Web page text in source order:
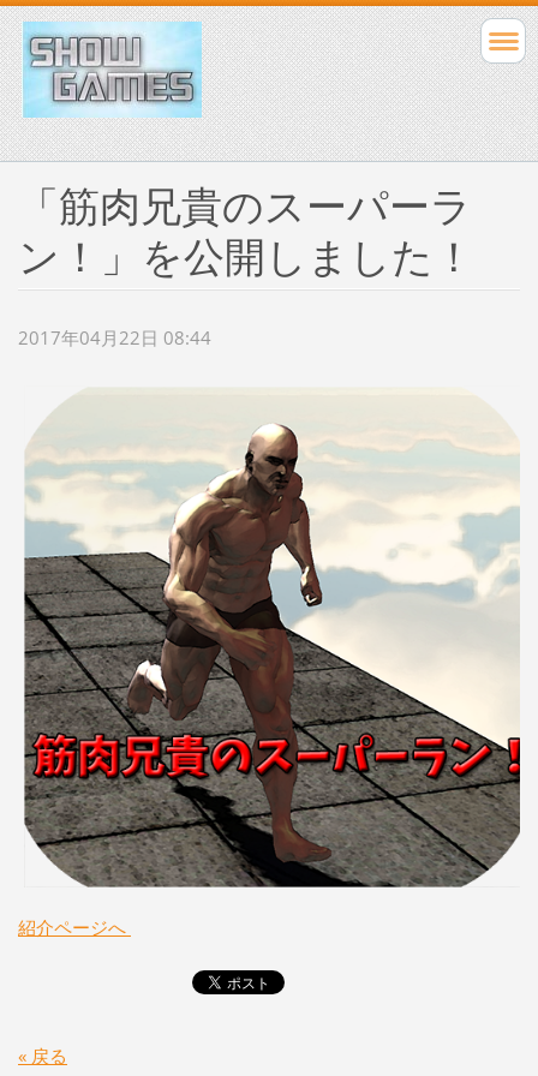
「筋肉兄貴のスーパーラ
ン！」を公開しました！
2017年04月22日 08:44
紹介ページへ
« 戻る